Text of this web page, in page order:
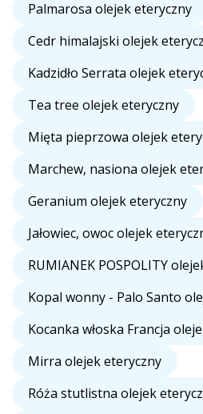
Palmarosa olejek eteryczny
Cedr himalajski olejek
Kadzidło Serrata olejek
Tea tree olejek eteryczny
Mięta pieprzowa olejek
Marchew, nasiona olejek
Geranium olejek eteryczny
Jałowiec, owoc olejek
RUMIANEK POSPOLITY
Kopal wonny - Palo Santo
Kocanka włoska Francja
Mirra olejek eteryczny
Róża stutlistna olejek